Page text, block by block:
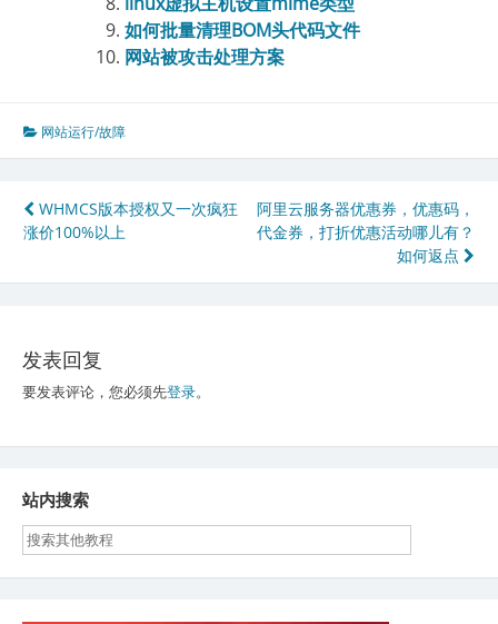
如何批量清理BOM头代码文件
网站被攻击处理方案
网站运行/故障
文
章
导
WHMCS版本授权又一次疯狂
涨价100%以上
阿里云服务器优惠券，优惠码，
代金券，打折优惠活动哪儿有？
如何返点
发表回复
要发表评论，您必须先登录。
站内搜索